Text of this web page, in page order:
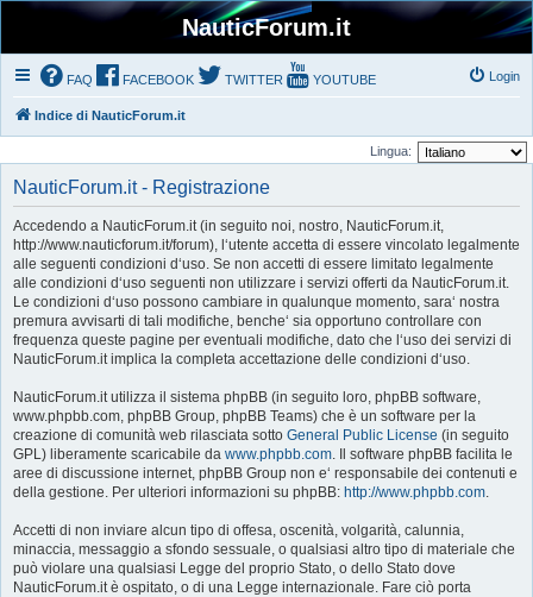
NauticForum.it
FAQ FACEBOOK TWITTER YOUTUBE Login
Indice di NauticForum.it
Lingua:
NauticForum.it - Registrazione
Accedendo a NauticForum.it (in seguito noi, nostro, NauticForum.it,
http://www.nauticforum.it/forum), l‘utente accetta di essere vincolato legalmente
alle seguenti condizioni d‘uso. Se non accetti di essere limitato legalmente
alle condizioni d‘uso seguenti non utilizzare i servizi offerti da NauticForum.it.
Le condizioni d‘uso possono cambiare in qualunque momento, sara‘ nostra
premura avvisarti di tali modifiche, benche‘ sia opportuno controllare con
frequenza queste pagine per eventuali modifiche, dato che l‘uso dei servizi di
NauticForum.it implica la completa accettazione delle condizioni d‘uso.
NauticForum.it utilizza il sistema phpBB (in seguito loro, phpBB software,
www.phpbb.com, phpBB Group, phpBB Teams) che è un software per la
creazione di comunità web rilasciata sotto General Public License (in seguito
GPL) liberamente scaricabile da www.phpbb.com. Il software phpBB facilita le
aree di discussione internet, phpBB Group non e‘ responsabile dei contenuti e
della gestione. Per ulteriori informazioni su phpBB: http://www.phpbb.com.
Accetti di non inviare alcun tipo di offesa, oscenità, volgarità, calunnia,
minaccia, messaggio a sfondo sessuale, o qualsiasi altro tipo di materiale che
può violare una qualsiasi Legge del proprio Stato, o dello Stato dove
NauticForum.it è ospitato, o di una Legge internazionale. Fare ciò porta